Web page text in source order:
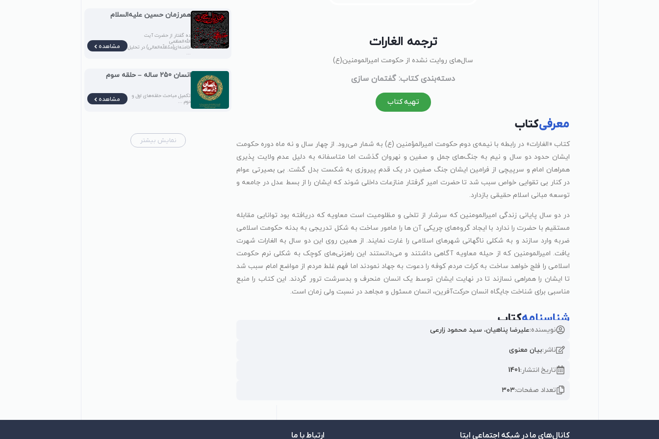
ترجمه الغارات
سال‌های روایت‌ نشده از حکومت امیرالمومنین(ع)
دسته‌بندی کتاب: گفتمان سازی
تهیه کتاب
معرفیکتاب
کتاب «الغارات» در رابطه با نیمه‌ی دوم حکومت امیرالمؤمنین (ع) به‌ شمار می‌رود. از چهار سال و نه ماه دوره حکومت
ایشان حدود دو سال و نیم به جنگ‌های جمل و صفین و نهروان گذشت اما متاسفانه به دلیل عدم ولایت پذیری
همراهان امام و سرپیچی از فرامین ایشان جنگ صفین در یک قدم پیروزی به شکست بدل گشت. بی بصیرتی عوام
در کنار بی تقوایی خواص سبب شد تا حضرت امیر گرفتار منازعات داخلی شوند که ایشان را از بسط عدل در جامعه و
توسعه مبانی اسلام حقیقی بازدارد.
در دو سال پایانی زندگی امیرالمومنین که سرشار از تلخی و مظلومیت است معاویه که دریافته بود توانایی مقابله
مستقیم با حضرت را ندارد با ایجاد گروه‌های چریکی آن ها را مامور ساخت به شکل تدریجی به بدنه حکومت اسلامی
ضربه وارد سازند و به شکلی ناگهانی شهرهای اسلامی را غارت نمایند. از همین روی این دو سال به الغارات شهرت
یافت. امیرالمومنین که از حیله معاویه آگاهی داشتند و می‌دانستند این راهزنی‌های کوچک به شکلی نرم حکومت
اسلامی را فلج خواهد ساخت به کرات مردم کوفه را دعوت به جهاد نمودند اما فهم غلط مردم از مواضع امام سبب شد
تا ایشان را همراهی نسازند تا در نهایت ایشان توسط یک انسان منحرف و بدسرشت ترور گردند. این کتاب را منبع
مناسبی برای شناخت جایگاه انسان حرکت‌آفرین، انسان مسئول و مجاهد در نسبت ولی زمان است.
شناسنامهکتاب
نویسنده:علیرضا پناهیان، سید محمود زارعی
ناشر:بیان معنوی
تاریخ انتشار:1401
تعداد صفحات:۳۰۳
همرزمان حسین علیه‌السلام
ده گفتار از حضرت آیت
الله‌العظمی
خامنه‌ای(مدّظلّه‌العالی) در تحلیل
...
مشاهده
انسان 250 ساله – حلقه سوم
تکمیل مباحث حلقه‌های اول و
دوم ...
مشاهده
نمایش بیشتر
ارتباط با ما کانال‌های ما در شبکه اجتماعی ایتا